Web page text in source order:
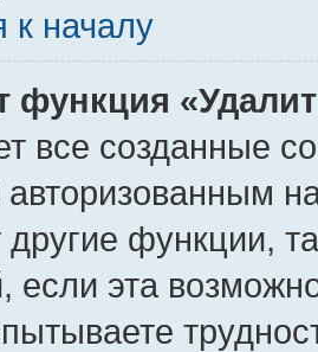
к началу
функция
все созданные
авторизованным
функции,
если эта